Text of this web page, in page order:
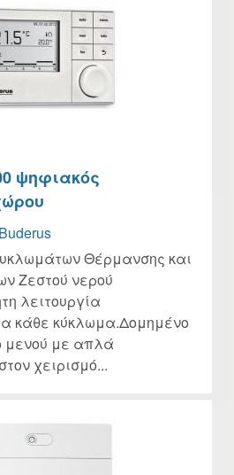
ψηφιακός
Buderus
Θέρμανσης και
Ζεστού νερού
λειτουργία
κάθε κύκλωμα.Δομημένο
μενού με απλά
χειρισμό...